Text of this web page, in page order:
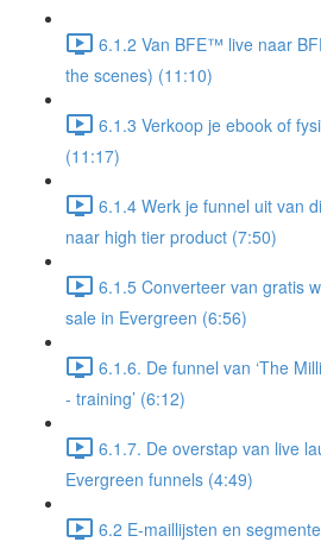
6.1.2 Van BFE™ live naar
the scenes) (11:10)
6.1.3 Verkoop je ebook of
(11:17)
6.1.4 Werk je funnel uit van
naar high tier product (7:50)
6.1.5 Converteer van gratis
sale in Evergreen (6:56)
6.1.6. De funnel van ‘The
- training’ (6:12)
6.1.7. De overstap van live
Evergreen funnels (4:49)
6.2 E-maillijsten en